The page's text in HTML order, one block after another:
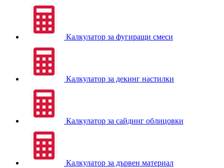
Калкулатор за фугиращи смеси
Калкулатор за декинг настилки
Калкулатор за сайдинг облицовки
Калкулатор за дървен материал